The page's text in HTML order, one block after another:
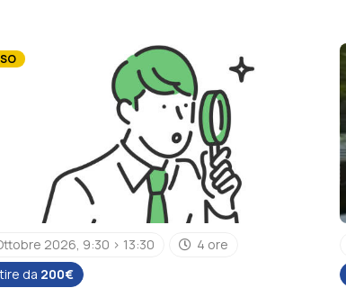
2026, 9:30 > 13:30
4 ore
da 200€